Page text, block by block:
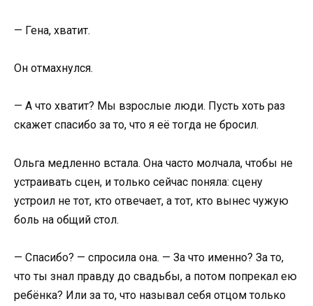
— Гена, хватит.
Он отмахнулся.
— А что хватит? Мы взрослые люди. Пусть хоть раз
скажет спасибо за то, что я её тогда не бросил.
Ольга медленно встала. Она часто молчала, чтобы не
устраивать сцен, и только сейчас поняла: сцену
устроил не тот, кто отвечает, а тот, кто вынес чужую
боль на общий стол.
— Спасибо? — спросила она. — За что именно? За то,
что ты знал правду до свадьбы, а потом попрекал ею
ребёнка? Или за то, что называл себя отцом только